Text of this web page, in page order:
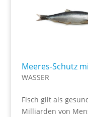
Meeres-Schutz
WASSER
Fisch gilt als
Milliarden von